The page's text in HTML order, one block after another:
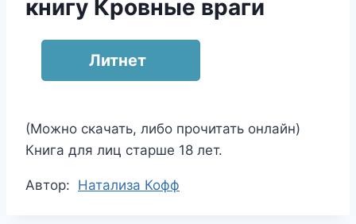
книгу Кровные враги
Литнет
(Можно скачать, либо прочитать онлайн)
Книга для лиц старше 18 лет.
Метки
Автор: Натализа Кофф